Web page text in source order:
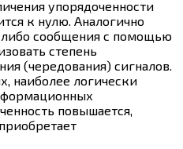
упорядоченности
к нулю. Аналогично
сообщения с помощью
степень
(чередования) сигналов.
наиболее логически
повышается,